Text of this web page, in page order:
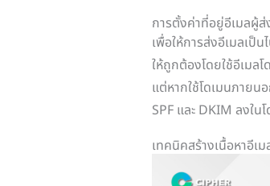
การตั้งค่าที่อยู่อีเมลผู้
เพื่อให้การส่งอีเมลเ
ให้ถูกต้องโดยใช้อีเมล
แต่หากใช้โดเมนภาย
SPF และ DKIM ลงใ
เทคนิคสร้างเนื้อหาอีเ